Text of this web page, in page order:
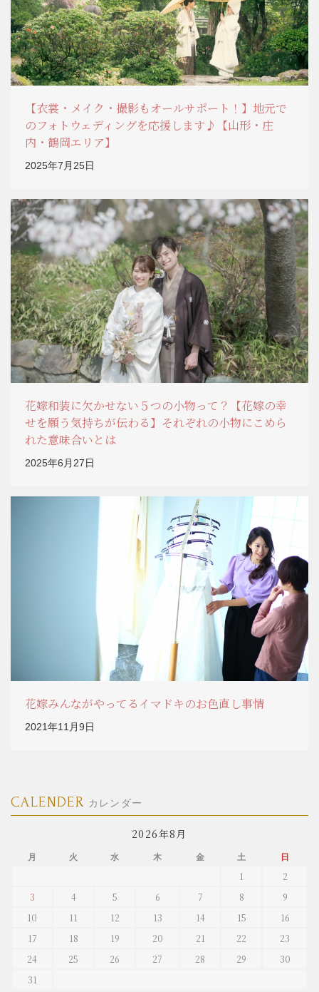
【衣裳・メイク・撮影もオールサポート！】地元で
のフォトウェディングを応援します♪【山形・庄
内・鶴岡エリア】
2025年7月25日
花嫁和装に欠かせない５つの小物って？【花嫁の幸
せを願う気持ちが伝わる】それぞれの小物にこめら
れた意味合いとは
2025年6月27日
花嫁みんながやってるイマドキのお色直し事情
2021年11月9日
CALENDER カレンダー
2026年8月
月 火 水 木 金 土 日
1
2
3
4 5 6 7 8
9
10
11 12 13 14 15
16
17
18 19 20 21 22
23
24
25 26 27 28 29
30
31